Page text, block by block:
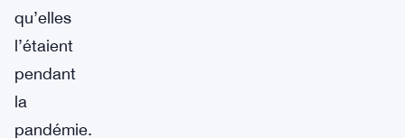
qu’elles
l’étaient
pendant
la
pandémie.